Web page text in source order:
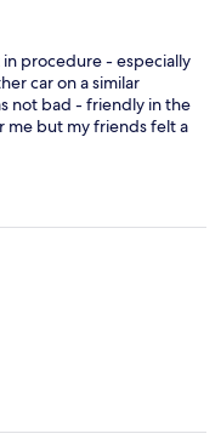
procedure - especially
car on a similar
not bad - friendly in the
me but my friends felt a